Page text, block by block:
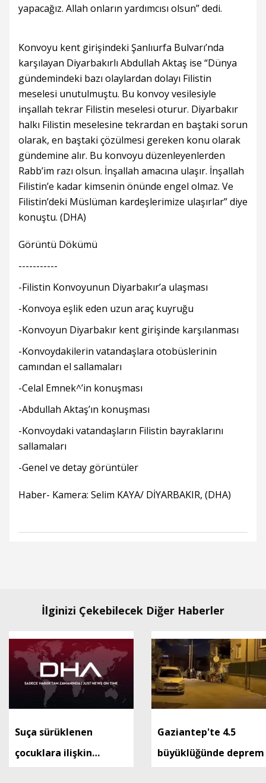
yapacağız. Allah onların yardımcısı olsun” dedi.
Konvoyu kent girişindeki Şanlıurfa Bulvarı’nda
karşılayan Diyarbakırlı Abdullah Aktaş ise “Dünya
gündemindeki bazı olaylardan dolayı Filistin
meselesi unutulmuştu. Bu konvoy vesilesiyle
inşallah tekrar Filistin meselesi oturur. Diyarbakır
halkı Filistin meselesine tekrardan en baştaki sorun
olarak, en baştaki çözülmesi gereken konu olarak
gündemine alır. Bu konvoyu düzenleyenlerden
Rabb’im razı olsun. İnşallah amacına ulaşır. İnşallah
Filistin’e kadar kimsenin önünde engel olmaz. Ve
Filistin’deki Müslüman kardeşlerimize ulaşırlar” diye
konuştu. (DHA)
Görüntü Dökümü
-----------
-Filistin Konvoyunun Diyarbakır’a ulaşması
-Konvoya eşlik eden uzun araç kuyruğu
-Konvoyun Diyarbakır kent girişinde karşılanması
-Konvoydakilerin vatandaşlara otobüslerinin
camından el sallamaları
-Celal Emnek^’in konuşması
-Abdullah Aktaş’ın konuşması
-Konvoydaki vatandaşların Filistin bayraklarını
sallamaları
-Genel ve detay görüntüler
Haber- Kamera: Selim KAYA/ DİYARBAKIR, (DHA)
İlginizi Çekebilecek Diğer Haberler
Suça sürüklenen
çocuklara ilişkin
Gaziantep'te 4.5
büyüklüğünde deprem